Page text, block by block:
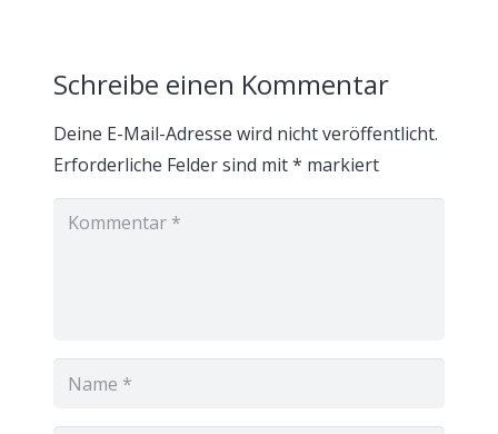
Schreibe einen Kommentar
Deine E-Mail-Adresse wird nicht veröffentlicht.
Erforderliche Felder sind mit* markiert